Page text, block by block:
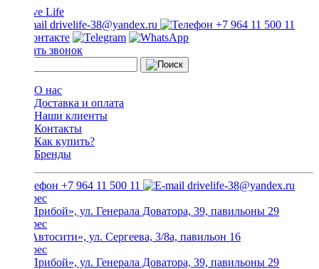
drivelife-38@yandex.ru +7 964 11 500 11
Заказать звонок
О нас
Доставка и оплата
Наши клиенты
Контакты
Как купить?
Бренды
+7 964 11 500 11 drivelife-38@yandex.ru
ТЦ «Прибой», ул. Генерала Доватора, 39, павильоны 29
ТЦ «Автосити», ул. Сергеева, 3/8а, павильон 16
ТЦ «Прибой», ул. Генерала Доватора, 39, павильоны 29